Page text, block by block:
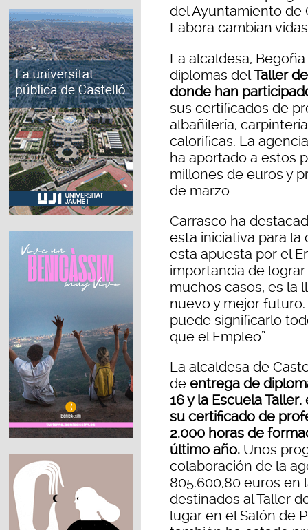
del Ayuntamiento de
Labora cambian
La alcaldesa,
diplomas del Taller
donde han
sus certificados de
albañilería,
caloríficas. La
ha aportado a estos
millones de euros y
de marzo
Carrasco ha
esta iniciativa para la
esta apuesta por el
importancia de
muchos casos, es la
nuevo y mejor
puede significarlo
que el Empleo”
La alcaldesa de
de entrega de
16 y la Escuela
su certificado de
2.000 horas de
último año. Unos
colaboración de la
805.600,80 euros en
destinados al Taller
lugar en el Salón de